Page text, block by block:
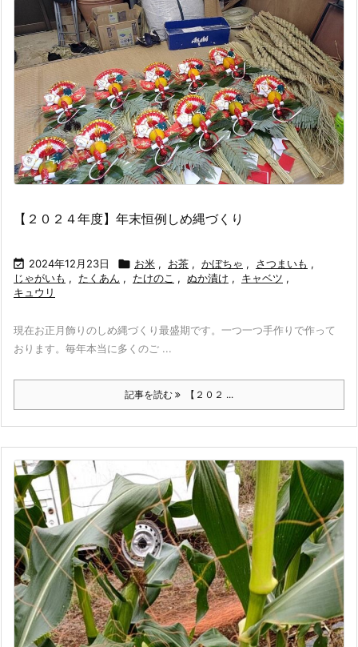
【２０２４年度】年末恒例しめ縄づくり
 2024年12月23日  お米 , お茶 , かぼちゃ , さつまいも ,
じゃがいも , たくあん , たけのこ , ぬか漬け , キャベツ ,
キュウリ
現在お正月飾りのしめ縄づくり最盛期です。一つ一つ手作りで作って
おります。毎年本当に多くのご ...
記事を読む 【２０２ ...